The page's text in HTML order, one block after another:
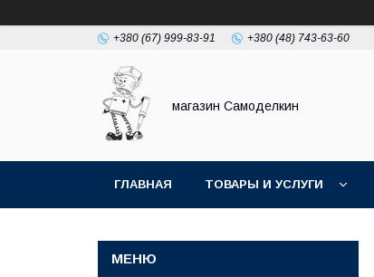
+380 (67) 999-83-91 +380 (48) 743-63-60
магазин Самоделкин
ГЛАВНАЯ ТОВАРЫ И УСЛУГИ